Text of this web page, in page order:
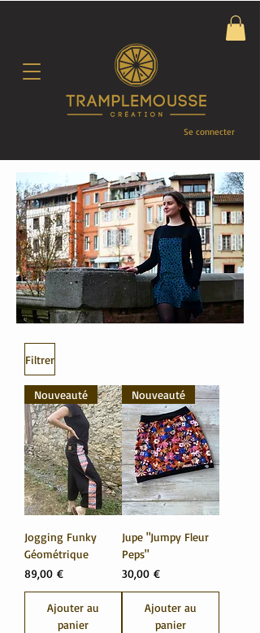
Se connecter
Filtrer
Nouveauté
Jogging Funky
Géométrique
Prix
89,00 €
Ajouter au
panier
Nouveauté
Jupe "Jumpy Fleur
Peps"
Prix
30,00 €
Ajouter au
panier